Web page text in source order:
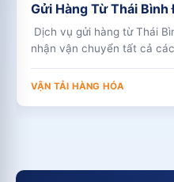
Gửi Hàng Từ Thái
Dịch vụ gửi hàng từ Thái
nhận vận chuyển tất cả
VẬN TẢI HÀNG HÓA